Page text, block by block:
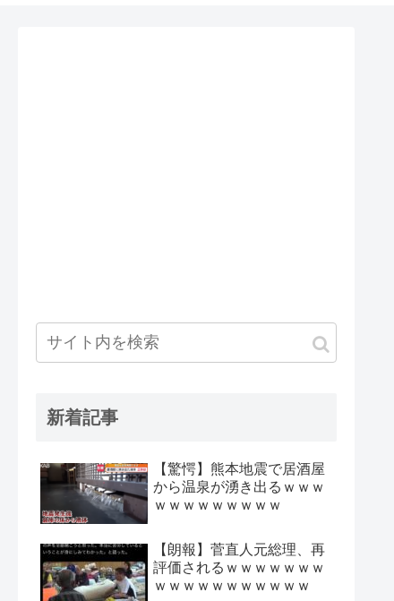
新着記事
【驚愕】熊本地震で居酒屋
から温泉が湧き出るｗｗｗ
ｗｗｗｗｗｗｗｗｗ
【朗報】菅直人元総理、再
評価されるｗｗｗｗｗｗｗ
ｗｗｗｗｗｗｗｗｗｗｗ